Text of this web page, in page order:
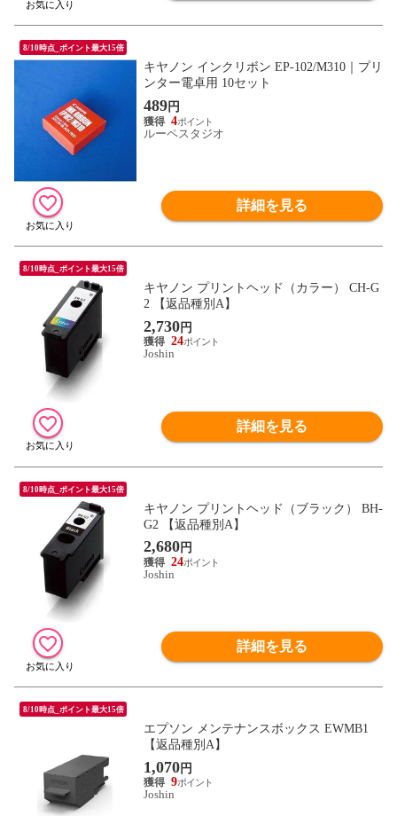
8/10時点_ポイント最大15倍
キヤノン インクリボン EP-102/M310｜プリ
ンター電卓用 10セット
489円
4
ルーペスタジオ
詳細を見る
8/10時点_ポイント最大15倍
キヤノン プリントヘッド（カラー） CH-G
2 【返品種別A】
2,730円
24
Joshin
詳細を見る
8/10時点_ポイント最大15倍
キヤノン プリントヘッド（ブラック） BH-
G2 【返品種別A】
2,680円
24
Joshin
詳細を見る
8/10時点_ポイント最大15倍
エプソン メンテナンスボックス EWMB1
【返品種別A】
1,070円
9
Joshin